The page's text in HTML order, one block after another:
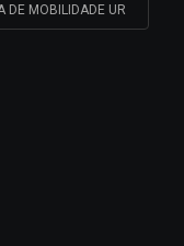
DE MOBILIDADE UR